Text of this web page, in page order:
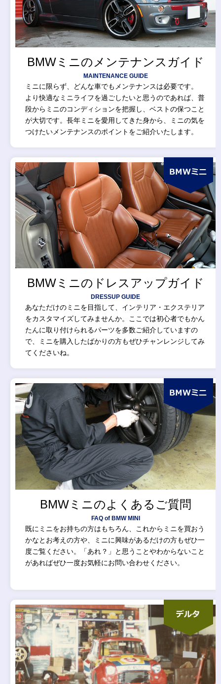
BMWミニのメンテナンスガイド
MAINTENANCE GUIDE
ミニに限らず、どんな車でもメンテナンスは必要です。
より快適なミニライフを過ごしたいと思うのであれば、普
段からミニのコンディションを把握し、ベストの保つこと
が大切です。長年ミニを愛用してきた身から、ミニの気を
つけたいメンテナンスのポイントをご紹介いたします。
BMWミニのドレスアップガイド
DRESSUP GUIDE
あなただけのミニを目指して、インテリア・エクステリア
をカスタマイズしてみませんか。ここでは初心者でもかん
たんに取り付けられるパーツを多数ご紹介していますの
で、ミニを購入したばかりの方もぜひチャンレンジしてみ
てくださいね。
BMWミニのよくあるご質問
FAQ of BMW MINI
既にミニをお持ちの方はもちろん、これからミニを買おう
かなとお考えの方や、ミニに興味があるだけの方もぜひ一
度ご覧ください。「あれ？」と思うことやわからないこと
があればぜひ一度お気軽にお問い合わせください。